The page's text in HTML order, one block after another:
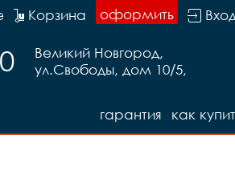
Вход
оформить
Корзина
Великий Новгород,
ул.Свободы, дом 10/5,
как
гарантия